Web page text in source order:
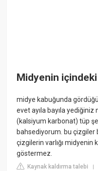
Midyenin
midye kabuğunda
evet ayıla bayıla
(kalsiyum karbonat) tüp
bahsediyorum. bu çizgiler
çizgilerin varlığı midyenin
göstermez.
Kaynak kaldırma talebi